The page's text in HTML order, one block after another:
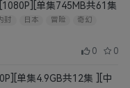
单集745MB共61集
封 日本 冒险
奇幻
0 0
单集4.9GB共12集 ][中